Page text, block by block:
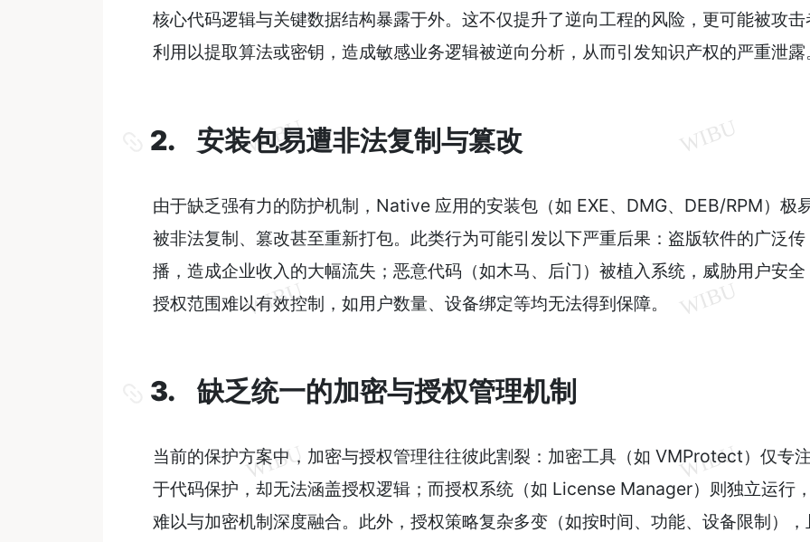
核心代码逻辑与关键数据结构暴露于外。这不仅提升了逆向工程的风险，更可能被攻击
利用以提取算法或密钥，造成敏感业务逻辑被逆向分析，从而引发知识产权的严重泄露
2. 安装包易遭非法复制与篡改
由于缺乏强有力的防护机制，Native 应用的安装包（如 EXE、DMG、DEB/RPM）极
被非法复制、篡改甚至重新打包。此类行为可能引发以下严重后果：盗版软件的广泛传
播，造成企业收入的大幅流失；恶意代码（如木马、后门）被植入系统，威胁用户安全
授权范围难以有效控制，如用户数量、设备绑定等均无法得到保障。
3. 缺乏统一的加密与授权管理机制
当前的保护方案中，加密与授权管理往往彼此割裂：加密工具（如 VMProtect）仅专注
于代码保护，却无法涵盖授权逻辑；而授权系统（如 License Manager）则独立运行，
难以与加密机制深度融合。此外，授权策略复杂多变（如按时间、功能、设备限制），